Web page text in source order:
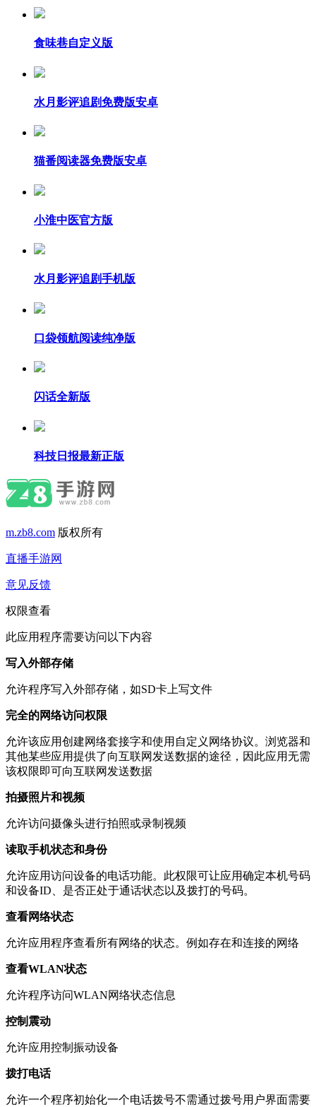
食味巷自定义版
水月影评追剧免费版安卓
猫番阅读器免费版安卓
小淮中医官方版
水月影评追剧手机版
口袋领航阅读纯净版
闪话全新版
科技日报最新正版
m.zb8.com 版权所有
直播手游网
意见反馈
权限查看
此应用程序需要访问以下内容
写入外部存储
允许程序写入外部存储，如SD卡上写文件
完全的网络访问权限
允许该应用创建网络套接字和使用自定义网络协议。浏览器和
其他某些应用提供了向互联网发送数据的途径，因此应用无需
该权限即可向互联网发送数据
拍摄照片和视频
允许访问摄像头进行拍照或录制视频
读取手机状态和身份
允许应用访问设备的电话功能。此权限可让应用确定本机号码
和设备ID、是否正处于通话状态以及拨打的号码。
查看网络状态
允许应用程序查看所有网络的状态。例如存在和连接的网络
查看WLAN状态
允许程序访问WLAN网络状态信息
控制震动
允许应用控制振动设备
拨打电话
允许一个程序初始化一个电话拨号不需通过拨号用户界面需要